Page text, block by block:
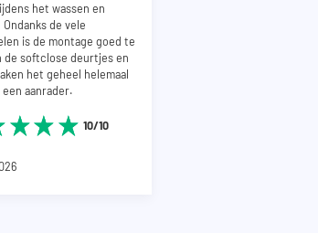
het wassen en
de vele
is de montage goed te
de softclose deurtjes en
het geheel helemaal
aanrader.
10/10